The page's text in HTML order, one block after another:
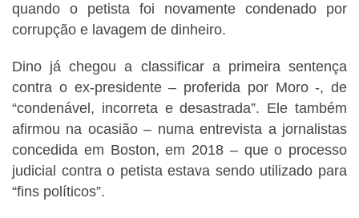
quando o petista foi novamente condenado por
corrupção e lavagem de dinheiro.
Dino já chegou a classificar a primeira sentença
contra o ex-presidente – proferida por Moro -, de
“condenável, incorreta e desastrada”. Ele também
afirmou na ocasião – numa entrevista a jornalistas
concedida em Boston, em 2018 – que o processo
judicial contra o petista estava sendo utilizado para
“fins políticos”.